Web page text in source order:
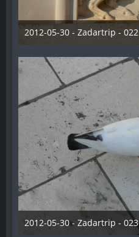
2012-05-30 - Zadartrip - 022
28. Dezember 2012
2012-05-30 - Zadartrip - 023
28. Dezember 2012